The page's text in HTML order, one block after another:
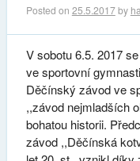
Posted on 25.5.2017by
V sobotu 6.5. 2017
ve sportovní
Děčínský závod ve
,,závod nejmladších
bohatou historii.
závod ,,Děčínská